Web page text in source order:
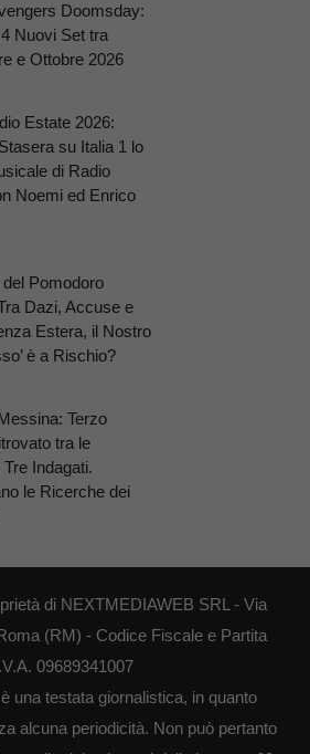
Doomsday:
Nuovi Set tra
e Ottobre 2026
Estate 2026:
su Italia 1 lo
di Radio
Noemi ed Enrico
del Pomodoro
Dazi, Accuse e
Estera, il Nostro
è a Rischio?
Terzo
tra le
Indagati.
le Ricerche dei
di NEXTMEDIAWEB SRL - Via
(RM) - Codice Fiscale e Partita
09689341007
una testata giornalistica, in quanto
alcuna periodicità. Non può pertanto